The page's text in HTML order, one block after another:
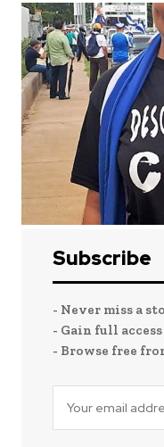
Subscribe
- Never miss a
- Gain full
- Browse free